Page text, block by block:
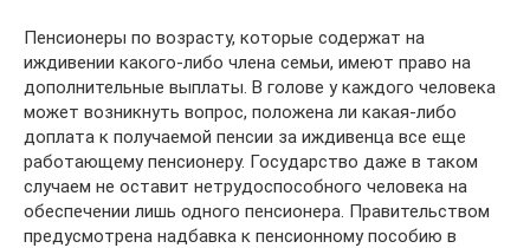
Пенсионеры по возрасту, которые содержат на
иждивении какого-либо члена семьи, имеют право на
дополнительные выплаты. В голове у каждого человека
может возникнуть вопрос, положена ли какая-либо
доплата к получаемой пенсии за иждивенца все еще
работающему пенсионеру. Государство даже в таком
случаем не оставит нетрудоспособного человека на
обеспечении лишь одного пенсионера. Правительством
предусмотрена надбавка к пенсионному пособию в